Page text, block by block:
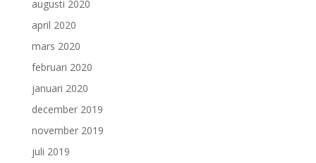
augusti 2020
april 2020
mars 2020
februari 2020
januari 2020
december 2019
november 2019
juli 2019